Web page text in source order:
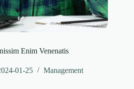
Enim Venenatis
01-25 Management